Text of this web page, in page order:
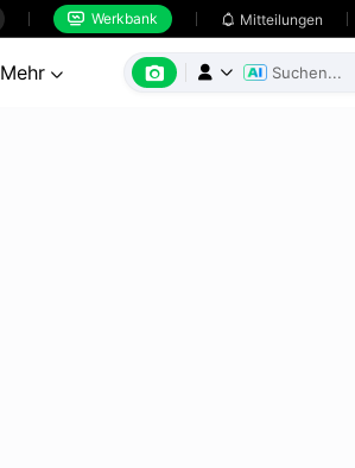
 Werkbank  Mitteilungen
Mehr    